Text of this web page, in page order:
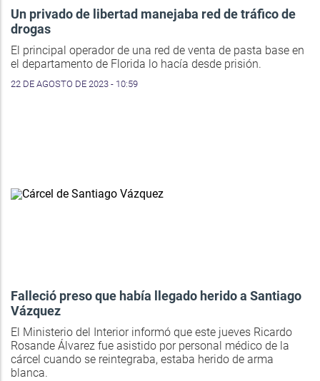
Un privado de libertad manejaba red de tráfico de
drogas
El principal operador de una red de venta de pasta base en
el departamento de Florida lo hacía desde prisión.
22 DE AGOSTO DE 2023 - 10:59
Falleció preso que había llegado herido a Santiago
Vázquez
El Ministerio del Interior informó que este jueves Ricardo
Rosande Álvarez fue asistido por personal médico de la
cárcel cuando se reintegraba, estaba herido de arma
blanca.